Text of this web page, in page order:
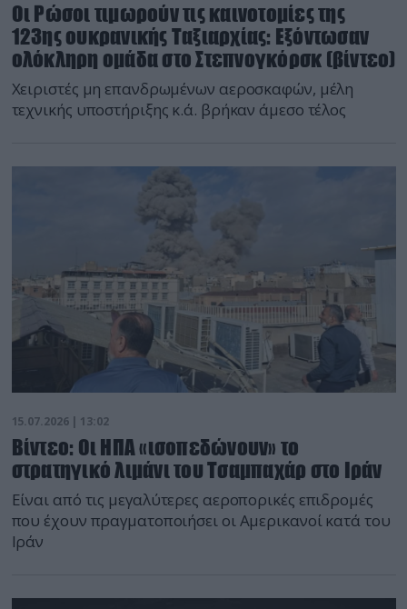
Οι Ρώσοι τιμωρούν τις καινοτομίες της
123ης ουκρανικής Ταξιαρχίας: Εξόντωσαν
ολόκληρη ομάδα στο Στεπνογκόρσκ (βίντεο)
Χειριστές μη επανδρωμένων αεροσκαφών, μέλη
τεχνικής υποστήριξης κ.ά. βρήκαν άμεσο τέλος
15.07.2026 | 13:02
Βίντεο: Οι ΗΠΑ «ισοπεδώνουν» το
στρατηγικό λιμάνι του Τσαμπαχάρ στο Ιράν
Είναι από τις μεγαλύτερες αεροπορικές επιδρομές
που έχουν πραγματοποιήσει οι Αμερικανοί κατά του
Ιράν